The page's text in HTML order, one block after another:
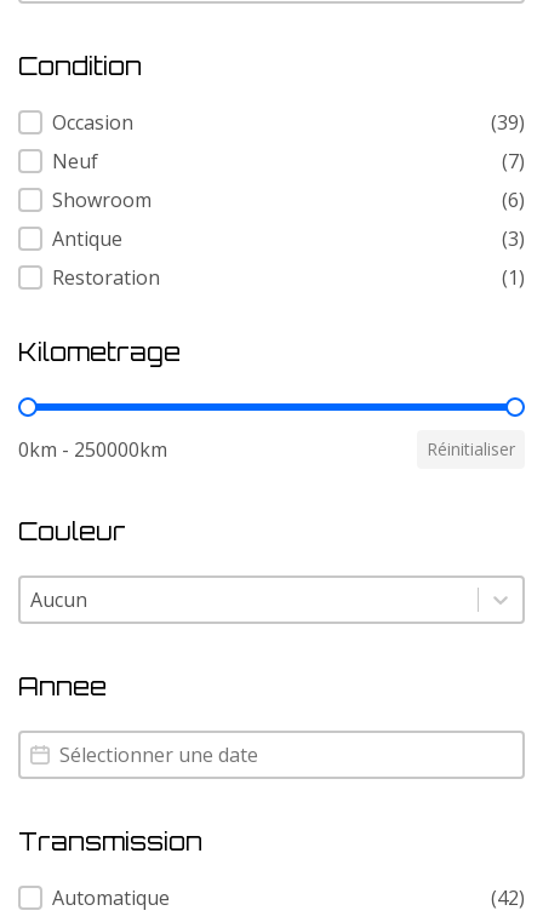
Condition
Condition
Occasion
(39)
Neuf
(7)
Showroom
(6)
Antique
(3)
Restoration
(1)
Kilometrage
Kilometrage
0km - 250000km Réinitialiser
Couleur
Couleur
Couleur
Annee
Annee
Annee
Transmission
Transmission
Automatique
(42)